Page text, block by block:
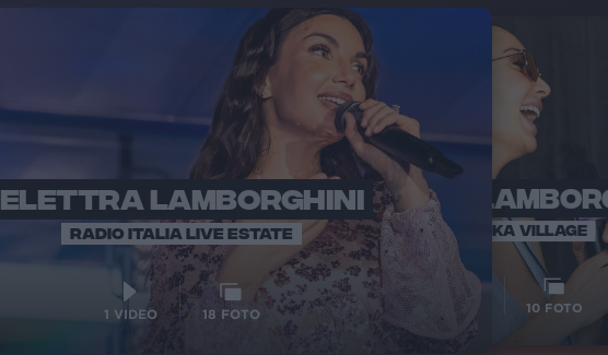
ELETTRA LAMBORGHINI
RADIO ITALIA LIVE ESTATE
1 VIDEO 18 FOTO
ELETTRA
VOI TANKA VILLAGE
10 FOTO